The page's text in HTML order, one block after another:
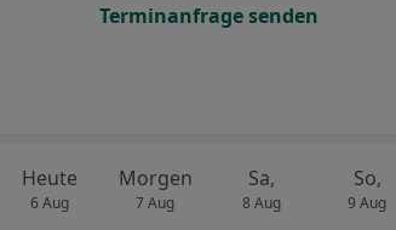
Terminanfrage senden
Heute
6 Aug
Morgen
7 Aug
Sa,
8 Aug
So,
9 Aug